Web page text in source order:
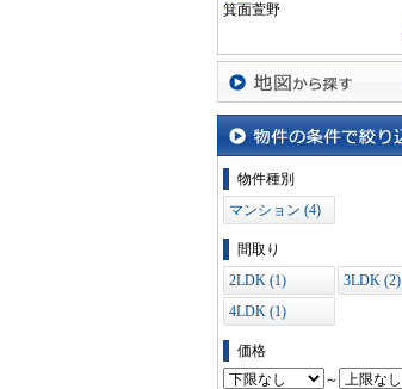
箕面萱野
地図から探す
物件の条件で絞り込む
物件種別
マンション (4)
間取り
2LDK (1)
3LDK (2)
4LDK (1)
価格
～